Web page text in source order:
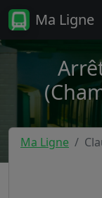
Ma Ligne
Ma Ligne